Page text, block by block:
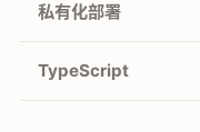
私有化部署
TypeScript